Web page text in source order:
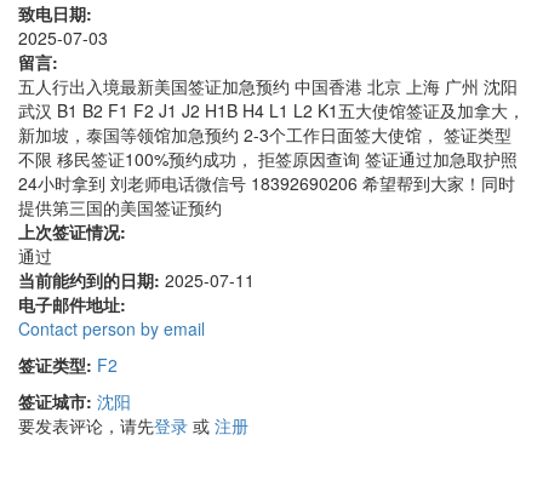
致电日期:
2025-07-03
留言:
五人行出入境最新美国签证加急预约 中国香港 北京 上海 广州 沈阳
武汉 B1 B2 F1 F2 J1 J2 H1B H4 L1 L2 K1五大使馆签证及加拿大，
新加坡，泰国等领馆加急预约 2-3个工作日面签大使馆， 签证类型
不限 移民签证100%预约成功， 拒签原因查询 签证通过加急取护照
24小时拿到 刘老师电话微信号 18392690206 希望帮到大家！同时
提供第三国的美国签证预约
上次签证情况:
通过
当前能约到的日期: 2025-07-11
电子邮件地址:
Contact person by email
签证类型: F2
签证城市: 沈阳
要发表评论，请先登录 或 注册